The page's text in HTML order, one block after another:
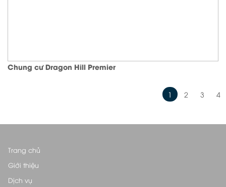
Chung cư Dragon Hill Premier
1 2 3 4
Trang chủ
Giới thiệu
Dịch vụ